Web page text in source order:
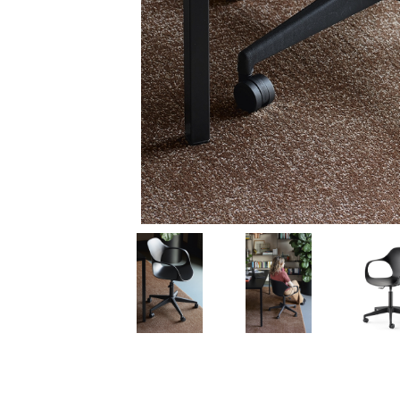
ΕΚΠΤΩΣΕΙΣ ΜΕΧΡΙ
31/08
31/08
ΤΡΑΠΕΖΙ ΚΑΙ
ΚΑΡΕΚΛΑ ΓΡΑΦΕΙΟΥ
CALLIGARIS
ΕΚΠΤΩΣΕΙΣ ΜΕΧΡΙ
31/08
ΚΗΠΟΣ ΚΑΙ
ΒΕΡΑΝΤΑ
CALLIGARIS
ΕΚΠΤΩΣΕΙΣ ΜΕΧΡΙ